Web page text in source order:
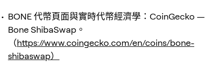
BONE 代幣頁面與實時代幣經濟學：CoinGecko —
Bone ShibaSwap。
（https://www.coingecko.com/en/coins/bone-
shibaswap）